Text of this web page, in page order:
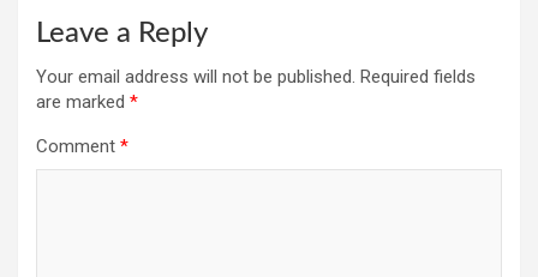
Leave a Reply
Your email address will not be published. Required fields
are marked *
Comment *